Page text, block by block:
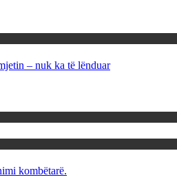
– nuk ka të lënduar
kombëtarë.